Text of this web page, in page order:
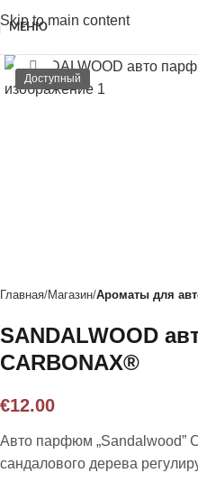
Skip to main content
МЕНЮ
Доступный
Нажмите, чтобы
Главная Магазин Ароматы для
SANDALWOOD
CARBONAX®
€12.00
Авто парфюм „Sandalwood”
сандалового дерева